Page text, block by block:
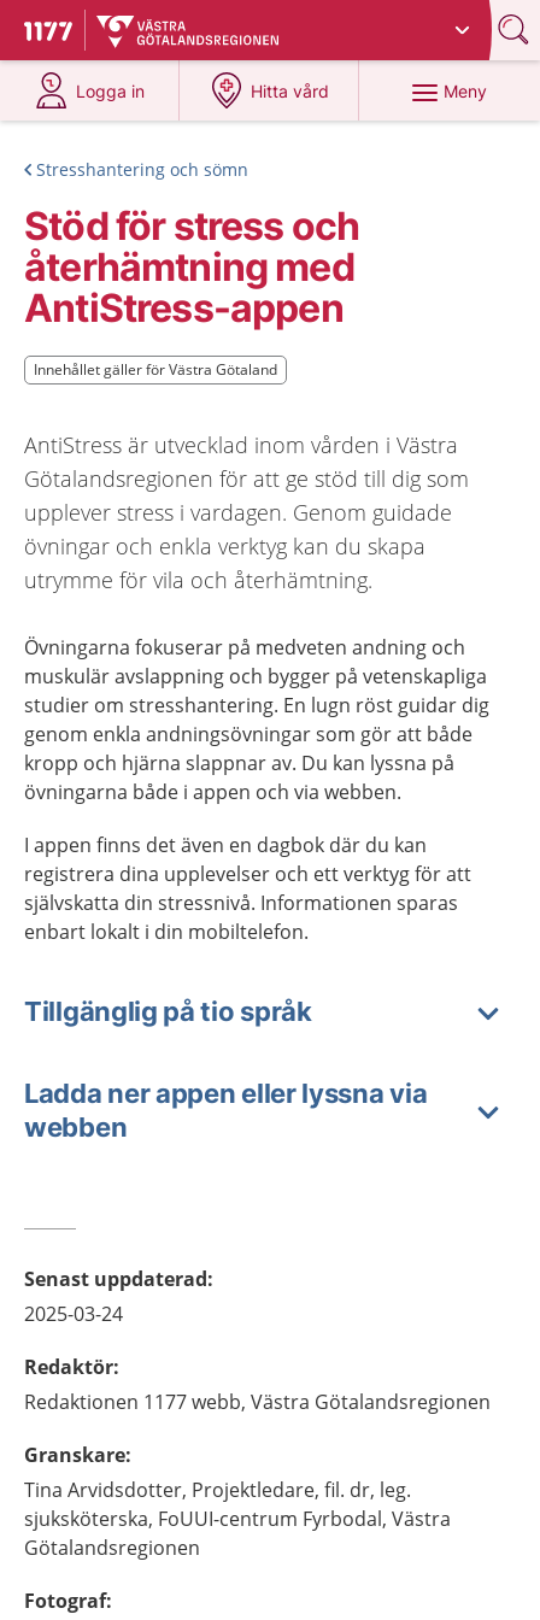
Till startsidan för 1177
Du har valt region
Logga in
på 1177.se
Hitta vård
på 1177.se
Meny
Stresshantering och sömn
Stöd för stress och
återhämtning med
AntiStress-appen
Innehållet gäller för Västra Götaland
Innehållet gäller för Västra Götaland
AntiStress är utvecklad inom vården i Västra
Götalandsregionen för att ge stöd till dig som
upplever stress i vardagen. Genom guidade
övningar och enkla verktyg kan du skapa
utrymme för vila och återhämtning.
Övningarna fokuserar på medveten andning och
muskulär avslappning och bygger på vetenskapliga
studier om stresshantering. En lugn röst guidar dig
genom enkla andningsövningar som gör att både
kropp och hjärna slappnar av. Du kan lyssna på
övningarna både i appen och via webben.
I appen finns det även en dagbok där du kan
registrera dina upplevelser och ett verktyg för att
självskatta din stressnivå. Informationen sparas
enbart lokalt i din mobiltelefon.
Tillgänglig på tio språk
Ladda ner appen eller lyssna via
webben
Senast uppdaterad:
2025-03-24
Redaktör:
Redaktionen 1177 webb, Västra Götalandsregionen
Granskare:
Tina Arvidsdotter, Projektledare, fil. dr, leg.
sjuksköterska, FoUUI-centrum Fyrbodal, Västra
Götalandsregionen
Fotograf: